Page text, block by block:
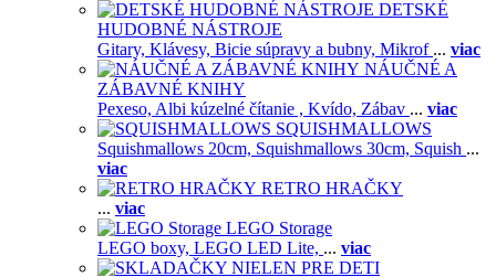
DETSKÉ
HUDOBNÉ NÁSTROJE
Gitary, Klávesy, Bicie súpravy a bubny, Mikrof ... viac
NÁUČNÉ A
ZÁBAVNÉ KNIHY
Pexeso, Albi kúzelné čítanie , Kvído, Zábav ... viac
SQUISHMALLOWS
Squishmallows 20cm, Squishmallows 30cm, Squish ...
viac
RETRO HRAČKY
... viac
LEGO Storage
LEGO boxy, LEGO LED Lite, ... viac